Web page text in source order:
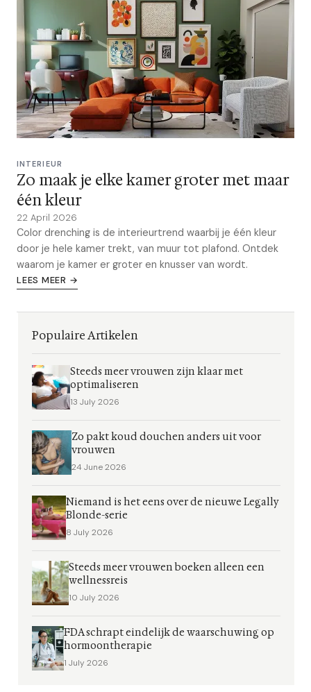
INTERIEUR
Zo maak je elke kamer groter met maar
één kleur
22 April 2026
Color drenching is de interieurtrend waarbij je één kleur
door je hele kamer trekt, van muur tot plafond. Ontdek
waarom je kamer er groter en knusser van wordt.
LEES MEER →
Populaire Artikelen
Steeds meer vrouwen zijn klaar met
optimaliseren
13 July 2026
Zo pakt koud douchen anders uit voor
vrouwen
24 June 2026
Niemand is het eens over de nieuwe Legally
Blonde-serie
8 July 2026
Steeds meer vrouwen boeken alleen een
wellnessreis
10 July 2026
FDA schrapt eindelijk de waarschuwing op
hormoontherapie
1 July 2026